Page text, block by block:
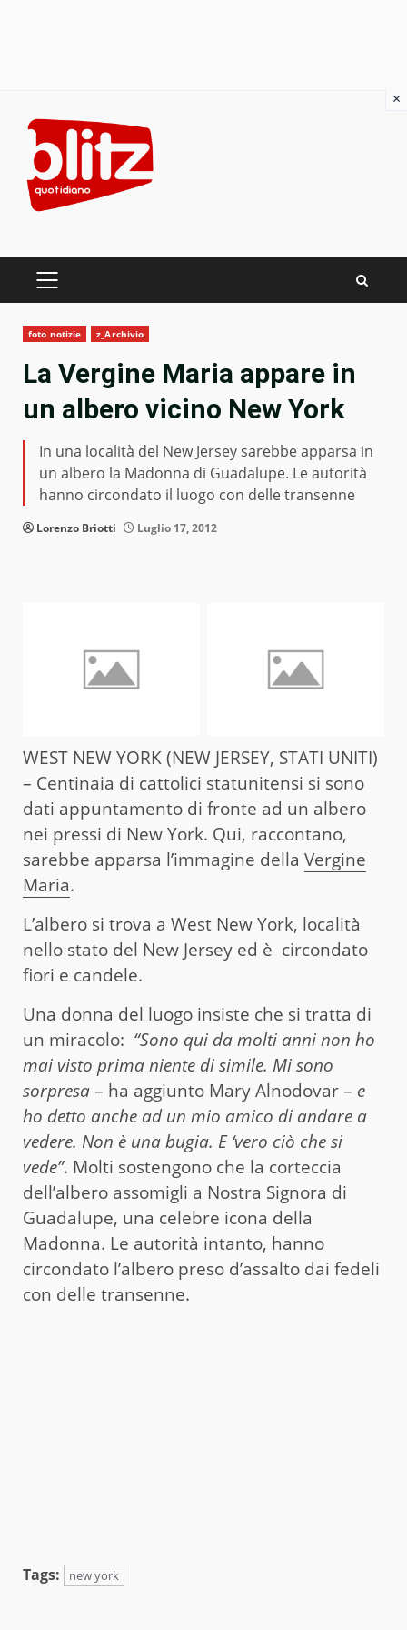
content
PRIMARY
foto notizie z_Archivio
La Vergine Maria appare in
un albero vicino New York
In una località del New Jersey sarebbe apparsa in
un albero la Madonna di Guadalupe. Le autorità
hanno circondato il luogo con delle transenne
Lorenzo Briotti Luglio 17, 2012
WEST NEW YORK (NEW JERSEY, STATI UNITI)
– Centinaia di cattolici statunitensi si sono
dati appuntamento di fronte ad un albero
nei pressi di New York. Qui, raccontano,
sarebbe apparsa l’immagine della Vergine
Maria.
L’albero si trova a West New York, località
nello stato del New Jersey ed è circondato
fiori e candele.
Una donna del luogo insiste che si tratta di
un miracolo: “Sono qui da molti anni non ho
mai visto prima niente di simile. Mi sono
sorpresa– ha aggiunto Mary Alnodovar – e
ho detto anche ad un mio amico di andare a
vedere. Non è una bugia. E ‘vero ciò che si
vede”. Molti sostengono che la corteccia
dell’albero assomigli a Nostra Signora di
Guadalupe, una celebre icona della
Madonna. Le autorità intanto, hanno
circondato l’albero preso d’assalto dai fedeli
con delle transenne.
Tags: new york
×